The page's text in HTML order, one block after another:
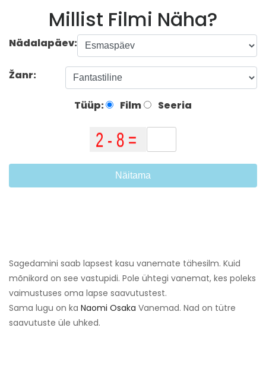
Millist Filmi Näha?
Nädalapäev:
Žanr:
Tüüp: Film Seeria
Näitama
Sagedamini saab lapsest kasu vanemate tähesilm. Kuid
mõnikord on see vastupidi. Pole ühtegi vanemat, kes poleks
vaimustuses oma lapse saavutustest.
Sama lugu on ka Naomi Osaka Vanemad. Nad on tütre
saavutuste üle uhked.